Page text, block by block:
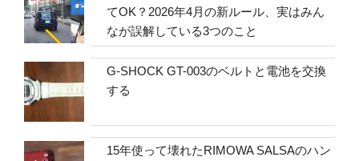
てOK？2026年4月の新ルール、実はみん
なが誤解している3つのこと
G-SHOCK GT-003のベルトと電池を交換
する
15年使って壊れたRIMOWA SALSAのハン